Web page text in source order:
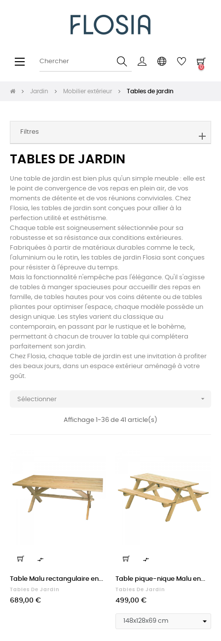
Basculer
☰
0
Jardin Mobilier extérieur Tables de jardin
Filtres
TABLES DE JARDIN
Une table de jardin est bien plus qu'un simple meuble : elle est
le point de convergence de vos repas en plein air, de vos
moments de détente et de vos réunions conviviales. Chez
Flosia, les tables de jardin sont conçues pour allier à la
perfection utilité et esthétisme.
Chaque table est soigneusement sélectionnée pour sa
robustesse et sa résistance aux conditions extérieures.
Fabriquées à partir de matériaux durables comme le teck,
l'aluminium ou le rotin, les tables de jardin Flosia sont conçues
pour résister à l'épreuve du temps.
Mais la fonctionnalité n'empêche pas l'élégance. Qu'il s'agisse
de tables à manger spacieuses pour accueillir des repas en
famille, de tables hautes pour vos coins détente ou de tables
pliantes pour optimiser l'espace, chaque modèle possède un
design unique. Les styles varient du classique au
contemporain, en passant par le rustique et le bohème,
permettant à chacun de trouver la table qui complétera
parfaitement son jardin.
Chez Flosia, chaque table de jardin est une invitation à profiter
des beaux jours, dans un espace extérieur aménagé à votre
goût.
Sélectionner 
Affichage 1-36 de 41 article(s)

Table Malu rectangulaire en...
Tables De Jardin
Prix
689,00 €

Table pique-nique Malu en...
Tables De Jardin
Prix
499,00 €